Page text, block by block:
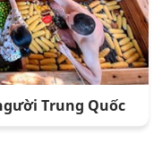
Trung Quốc